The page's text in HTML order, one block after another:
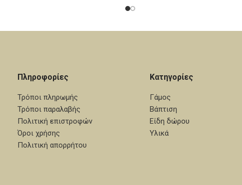
Πληροφορίες
Τρόποι πληρωμής
Τρόποι παραλαβής
Πολιτική επιστροφών
Όροι χρήσης
Πολιτική απορρήτου
Κατηγορίες
Γάμος
Βάπτιση
Είδη δώρου
Υλικά